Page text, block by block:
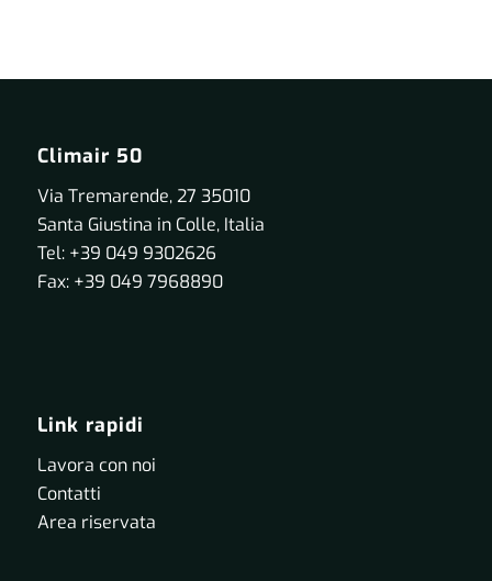
Climair 50
Via Tremarende, 27 35010
Santa Giustina in Colle, Italia
Tel: +39 049 9302626
Fax: +39 049 7968890
Link rapidi
Lavora con noi
Contatti
Area riservata